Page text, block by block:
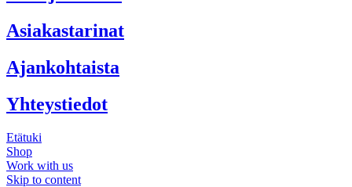
Asiakastarinat
Ajankohtaista
Yhteystiedot
Etätuki
Shop
Work with us
Skip to content